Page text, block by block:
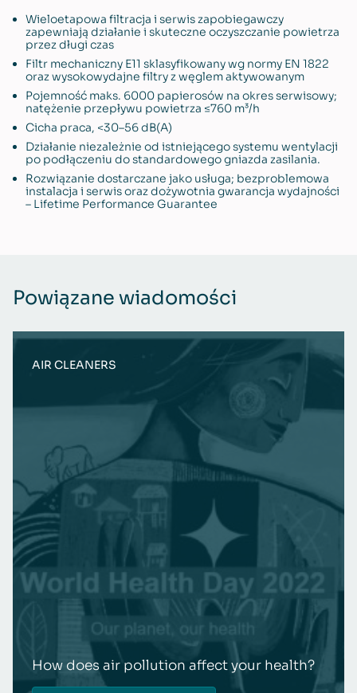
Wieloetapowa filtracja i serwis zapobiegawczy
zapewniają działanie i skuteczne oczyszczanie powietrza
przez długi czas
Filtr mechaniczny E11 sklasyfikowany wg normy EN 1822
oraz wysokowydajne filtry z węglem aktywowanym
Pojemność maks. 6000 papierosów na okres serwisowy;
natężenie przepływu powietrza ≤760 m³/h
Cicha praca, <30–56 dB(A)
Działanie niezależnie od istniejącego systemu wentylacji
po podłączeniu do standardowego gniazda zasilania.
Rozwiązanie dostarczane jako usługa; bezproblemowa
instalacja i serwis oraz dożywotnia gwarancja wydajności
– Lifetime Performance Guarantee
Powiązane wiadomości
AIR CLEANERS
How does air pollution affect your health?